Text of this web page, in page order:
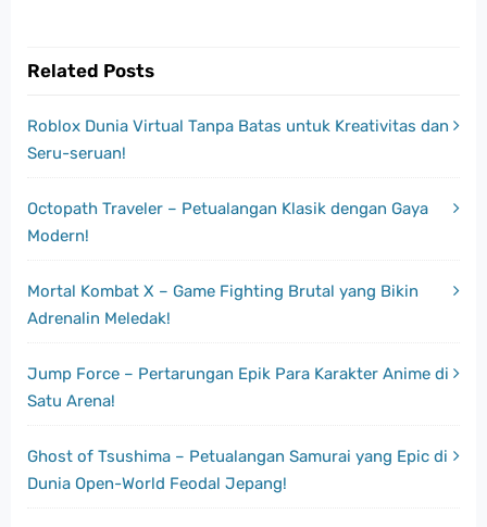
Related Posts
Roblox Dunia Virtual Tanpa Batas untuk Kreativitas dan
Seru-seruan!
Octopath Traveler – Petualangan Klasik dengan Gaya
Modern!
Mortal Kombat X – Game Fighting Brutal yang Bikin
Adrenalin Meledak!
Jump Force – Pertarungan Epik Para Karakter Anime di
Satu Arena!
Ghost of Tsushima – Petualangan Samurai yang Epic di
Dunia Open-World Feodal Jepang!